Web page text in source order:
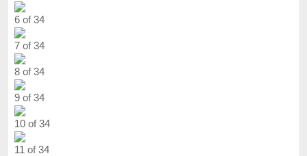
6 of 34
7 of 34
8 of 34
9 of 34
10 of 34
11 of 34